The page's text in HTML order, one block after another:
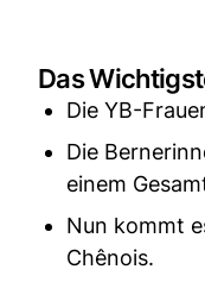
Das
Die YB-
Die
einem
Nun kommt
Chênois.